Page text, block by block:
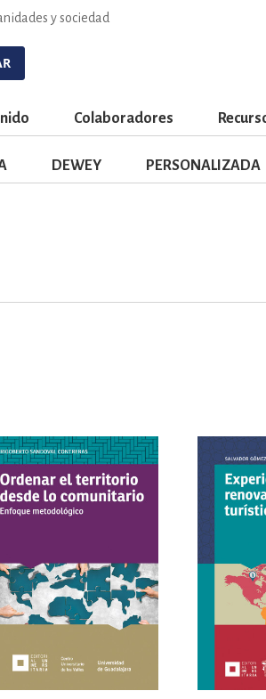
MEDICINA,
DE CÓMICS,
Y DESARROLLO
CIENCIAS SOCIALES
y sociedad
Colaboradores
DEWEY PERSONALIZADA